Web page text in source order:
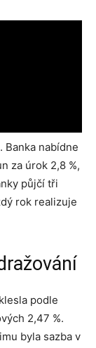
nabídne
za úrok 2,8 %,
půjčí tři
rok realizuje
podle
2,47 %.
byla sazba v